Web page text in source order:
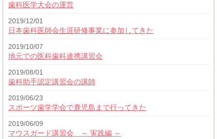
歯科医学大会の運営
2019/12/01
日本歯科医師会生涯研修事業に参加してきた
2019/10/07
地元での医科歯科連携講習会
2019/08/01
歯科助手認定講習会の講師
2019/06/23
スポーツ歯学学会で鹿児島まで行ってきた
2019/06/09
マウスガード講習会 ～ 実践編 ～